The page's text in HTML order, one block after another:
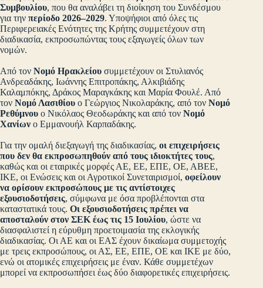
Συμβουλίου, που θα αναλάβει τη διοίκηση του Συνδέσμου
για την περίοδο 2026–2029. Υποψήφιοι από όλες τις
Περιφερειακές Ενότητες της Κρήτης συμμετέχουν στη
διαδικασία, εκπροσωπώντας τους εξαγωγείς όλων των
νομών.
Από τον Νομό Ηρακλείου συμμετέχουν οι Στυλιανός
Ανδρεαδάκης, Ιωάννης Επιτροπάκης, Αλκιβιάδης
Καλαμπόκης, Δράκος Μαραγκάκης και Μαρία Φουλέ. Από
τον Νομό Λασιθίου ο Γεώργιος Νικολαράκης, από τον Νομό
Ρεθύμνου ο Νικόλαος Θεοδωράκης και από τον Νομό
Χανίων ο Εμμανουήλ Καρπαδάκης.
Για την ομαλή διεξαγωγή της διαδικασίας, οι επιχειρήσεις
που δεν θα εκπροσωπηθούν από τους ιδιοκτήτες τους,
καθώς και οι εταιρικές μορφές ΑΕ, ΕΕ, ΕΠΕ, ΟΕ, ΑΒΕΕ,
ΙΚΕ, οι Ενώσεις και οι Αγροτικοί Συνεταιρισμοί, οφείλουν
να ορίσουν εκπροσώπους με τις αντίστοιχες
εξουσιοδοτήσεις, σύμφωνα με όσα προβλέπονται στα
καταστατικά τους. Οι εξουσιοδοτήσεις πρέπει να
αποσταλούν στον ΣΕΚ έως τις 15 Ιουλίου, ώστε να
διασφαλιστεί η εύρυθμη προετοιμασία της εκλογικής
διαδικασίας. Οι ΑΕ και οι ΕΑΣ έχουν δικαίωμα συμμετοχής
με τρεις εκπροσώπους, οι ΑΣ, ΕΕ, ΕΠΕ, ΟΕ και ΙΚΕ με δύο,
ενώ οι ατομικές επιχειρήσεις με έναν. Κάθε συμμετέχων
μπορεί να εκπροσωπήσει έως δύο διαφορετικές επιχειρήσεις.